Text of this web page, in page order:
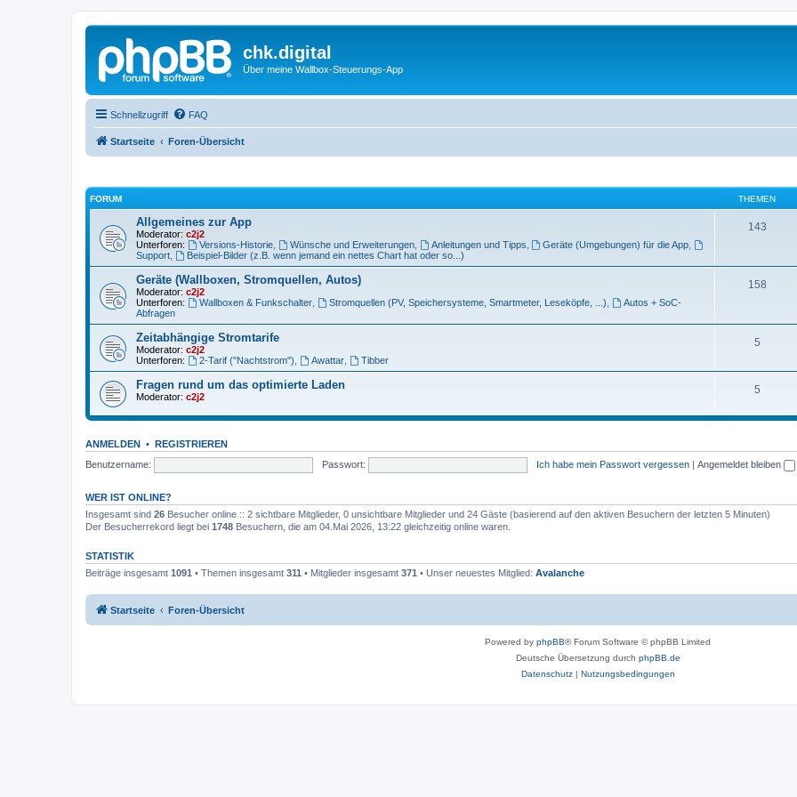
chk.digital
Über meine Wallbox-Steuerungs-App
Schnellzugriff FAQ
Startseite Foren-Übersicht
FORUM THEMEN
Allgemeines zur App
Moderator: c2j2
Unterforen:
Versions-Historie, Wünsche und Erweiterungen, Anleitungen und Tipps Geräte (Umgebungen) für die App
Support
Beispiel-Bilder (z.B. wenn jemand ein nettes Chart hat oder so...)
143
Geräte (Wallboxen, Stromquellen, Autos)
Moderator: c2j2
Unterforen:
Wallboxen & Funkschalter, Stromquellen (PV, Speichersysteme, Smartmeter, Leseköpfe, ...)
Autos + SoC-
Abfragen
158
Zeitabhängige Stromtarife
Moderator: c2j2
Unterforen:
2-Tarif ("Nachtstrom") Awattar, Tibber
5
Fragen rund um das optimierte Laden
Moderator: c2j2
5
ANMELDEN • REGISTRIEREN
Benutzername:
Passwort: Ich habe mein Passwort vergessen | Angemeldet bleiben
WER IST ONLINE?
Insgesamt sind 26 Besucher online :: 2 sichtbare Mitglieder, 0 unsichtbare Mitglieder und 24 Gäste (basierend auf den aktiven Besuchern der letzten 5 Minuten)
Der Besucherrekord liegt bei 1748 Besuchern, die am 04.Mai 2026, 13:22 gleichzeitig online waren.
STATISTIK
Beiträge insgesamt 1091 • Themen insgesamt 311 • Mitglieder insgesamt 371 • Unser neuestes Mitglied: Avalanche
Startseite Foren-Übersicht
Powered by phpBB® Forum Software © phpBB Limited
Deutsche Übersetzung durch phpBB.de
Datenschutz| Nutzungsbedingungen